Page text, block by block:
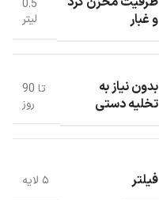
و غبار
0.5
لیتر
بدون نیاز به
تخلیه دستی
تا 90
روز
فیلتر ۵ لایه